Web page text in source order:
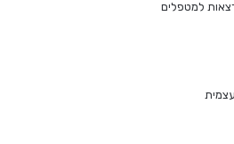
למטפלים